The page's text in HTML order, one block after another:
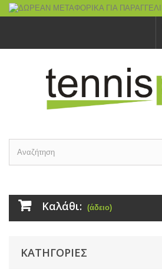
Καλάθι: (άδειο)
ΚΑΤΗΓΟΡΙΕΣ